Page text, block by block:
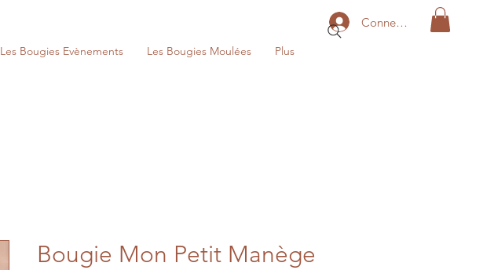
Connexion
Les Bougies Evènements Les Bougies Moulées Plus
Bougie Mon Petit Manège